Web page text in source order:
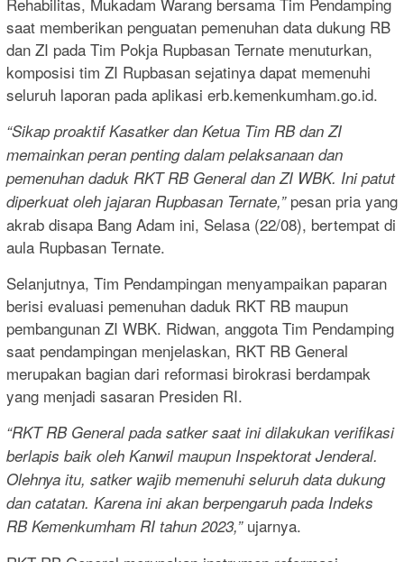
saat memberikan penguatan pemenuhan data dukung RB
dan ZI pada Tim Pokja Rupbasan Ternate menuturkan,
komposisi tim ZI Rupbasan sejatinya dapat memenuhi
seluruh laporan pada aplikasi erb.kemenkumham.go.id.
“Sikap proaktif Kasatker dan Ketua Tim RB dan ZI
memainkan peran penting dalam pelaksanaan dan
pemenuhan daduk RKT RB General dan ZI WBK. Ini patut
diperkuat oleh jajaran Rupbasan Ternate,”pesan pria yang
akrab disapa Bang Adam ini, Selasa (22/08), bertempat di
aula Rupbasan Ternate.
Selanjutnya, Tim Pendampingan menyampaikan paparan
berisi evaluasi pemenuhan daduk RKT RB maupun
pembangunan ZI WBK. Ridwan, anggota Tim Pendamping
saat pendampingan menjelaskan, RKT RB General
merupakan bagian dari reformasi birokrasi berdampak
yang menjadi sasaran Presiden RI.
“RKT RB General pada satker saat ini dilakukan verifikasi
berlapis baik oleh Kanwil maupun Inspektorat Jenderal.
Olehnya itu, satker wajib memenuhi seluruh data dukung
dan catatan. Karena ini akan berpengaruh pada Indeks
RB Kemenkumham RI tahun 2023,”ujarnya.